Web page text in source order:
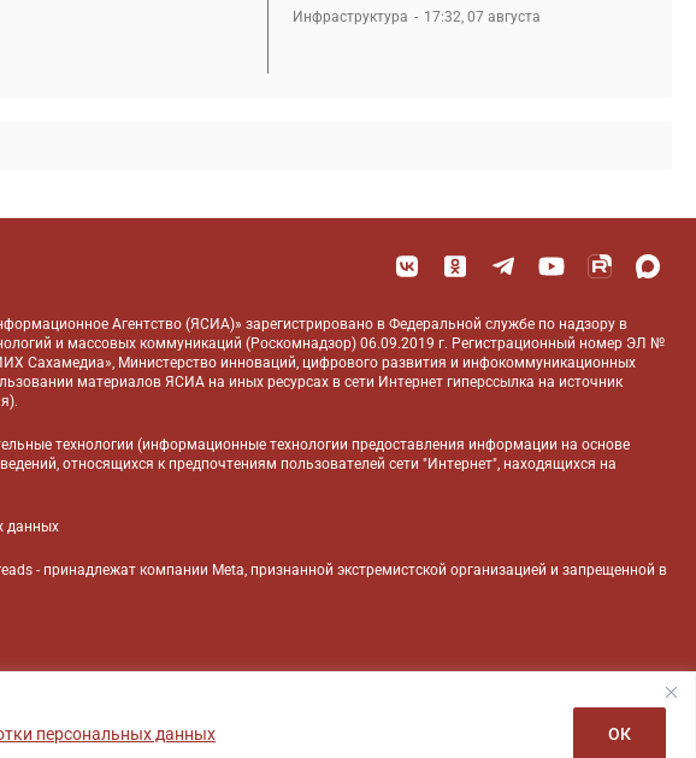
персональных данных ОК
Инфраструктура 17:32, 07 августа
Агентство (ЯСИА)» зарегистрировано в Федеральной службе по надзору в
и массовых коммуникаций (Роскомнадзор) 06.09.2019 г. Регистрационный номер ЭЛ №
Сахамедиа», Министерство инноваций, цифрового развития и инфокоммуникационных
материалов ЯСИА на иных ресурсах в сети Интернет гиперссылка на источник
).
технологии (информационные технологии предоставления информации на основе
относящихся к предпочтениям пользователей сети "Интернет", находящихся на
данных
- принадлежат компании Meta, признанной экстремистской организацией и запрещенной в